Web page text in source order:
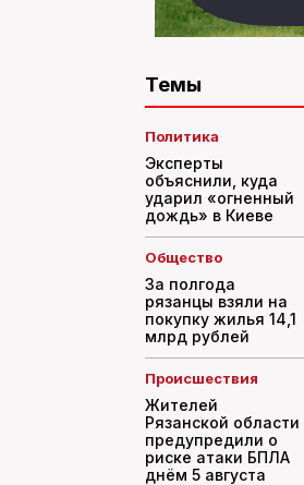
Темы
Политика
Эксперты
объяснили, куда
ударил «огненный
дождь» в Киеве
Общество
За полгода
рязанцы взяли на
покупку жилья 14,1
млрд рублей
Происшествия
Жителей
Рязанской области
предупредили о
риске атаки БПЛА
днём 5 августа